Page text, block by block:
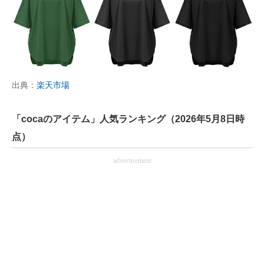
出典： 楽天市場
「cocaのアイテム」人気ランキング（2026年5月8日時
点）
advertisement